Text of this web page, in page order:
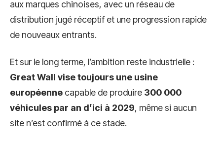
aux marques chinoises, avec un réseau de
distribution jugé réceptif et une progression rapide
de nouveaux entrants.
Et sur le long terme, l’ambition reste industrielle :
Great Wall vise toujours une usine
européenne capable de produire 300 000
véhicules par an d’ici à 2029, même si aucun
site n’est confirmé à ce stade.